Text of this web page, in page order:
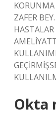
ZAFER
Okta